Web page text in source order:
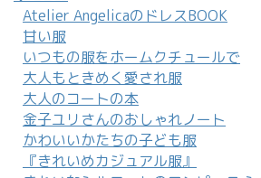
Atelier AngelicaのドレスBOOK
甘い服
いつもの服をホームクチュールで
大人もときめく愛され服
大人のコートの本
金子ユリさんのおしゃれノート
かわいいかたちの子ども服
『きれいめカジュアル服』